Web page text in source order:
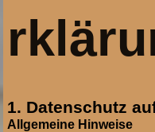
1. Datenschutz
Allgemeine Hinweise